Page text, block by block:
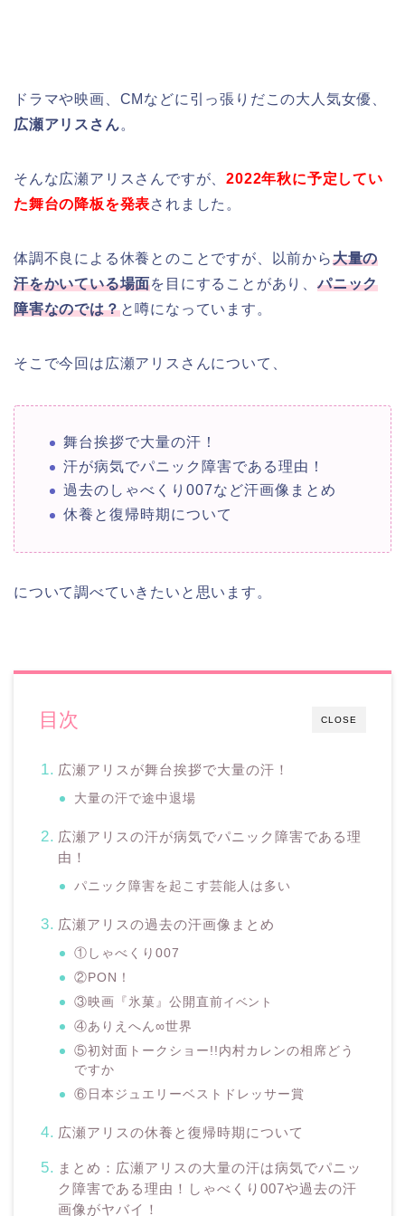
ドラマや映画、CMなどに引っ張りだこの大人気女優、
広瀬アリスさん。
そんな広瀬アリスさんですが、2022年秋に予定してい
た舞台の降板を発表されました。
体調不良による休養とのことですが、以前から大量の
汗をかいている場面を目にすることがあり、パニック
障害なのでは？と噂になっています。
そこで今回は広瀬アリスさんについて、
舞台挨拶で大量の汗！
汗が病気でパニック障害である理由！
過去のしゃべくり007など汗画像まとめ
休養と復帰時期について
について調べていきたいと思います。
CLOSE
目次
広瀬アリスが舞台挨拶で大量の汗！
大量の汗で途中退場
広瀬アリスの汗が病気でパニック障害である理
由！
パニック障害を起こす芸能人は多い
広瀬アリスの過去の汗画像まとめ
①しゃべくり007
②PON！
③映画『氷菓』公開直前イベント
④ありえへん∞世界
⑤初対面トークショー!!内村カレンの相席どう
ですか
⑥日本ジュエリーベストドレッサー賞
広瀬アリスの休養と復帰時期について
まとめ：広瀬アリスの大量の汗は病気でパニッ
ク障害である理由！しゃべくり007や過去の汗
画像がヤバイ！